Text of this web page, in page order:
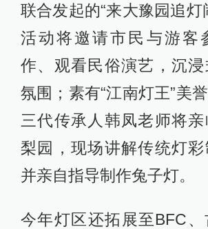
联合发起的“来大豫园追灯
活动将邀请市民与游客
作、观看民俗演艺，沉浸
氛围；素有“江南灯王”美
三代传承人韩凤老师将
梨园，现场讲解传统灯彩
并亲自指导制作兔子灯。
今年灯区还拓展至BFC、